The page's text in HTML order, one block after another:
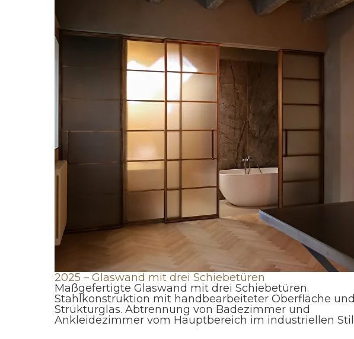
Maßgefertigte Glaswand mit drei Schiebetüren.
Stahlkonstruktion mit handbearbeiteter Oberfläche und
Strukturglas. Abtrennung von Badezimmer und
Ankleidezimmer vom Hauptbereich im industriellen Stil
2025 – Glaswand mit drei Schiebetüren